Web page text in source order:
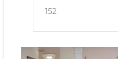
152